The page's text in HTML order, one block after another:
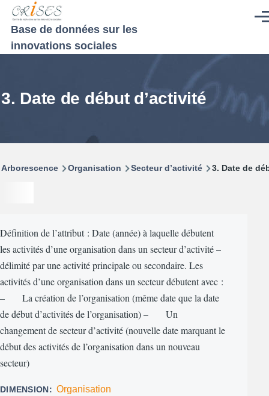
Aller au contenu principal
Base de données sur les
innovations sociales
3. Date de début d’activité
Fil
Arborescence Organisation Secteur d’activité 3. Date de
Définition de l’attribut : Date (année) à laquelle débutent
les activités d’une organisation dans un secteur d’activité –
délimité par une activité principale ou secondaire. Les
activités d’une organisation dans un secteur débutent avec :
– La création de l’organisation (même date que la date
de début d’activités de l’organisation) – Un
changement de secteur d’activité (nouvelle date marquant le
début des activités de l’organisation dans un nouveau
secteur)
DIMENSION Organisation